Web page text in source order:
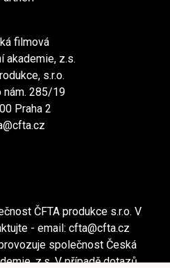
filmová
akademie, z.s.
s.r.o.
nám. 285/19
Praha 2
ČFTA produkce s.r.o. V
- email: cfta@cfta.cz
společnost Česká
z.s. V případě dotazů